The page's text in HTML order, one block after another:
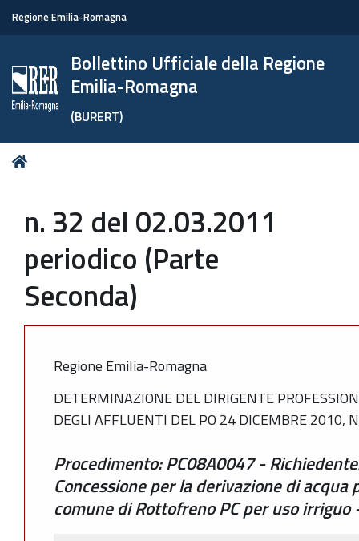
Regione Emilia-Romagna
Bollettino Ufficiale della Regione
Emilia-Romagna
(BURERT)
Tu
n. 32 del 02.03.2011
periodico (Parte
Seconda)
Regione Emilia-Romagna
DETERMINAZIONE DEL DIRIGENTE
DEGLI AFFLUENTI DEL PO 24 DICEMBRE 2010,
Procedimento: PC08A0047 -
Concessione per la derivazione di
comune di Rottofreno PC per uso